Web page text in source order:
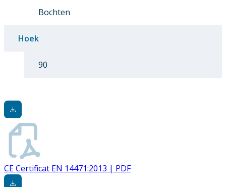
Bochten
Hoek
90
CE Certificat EN 14471:2013 | PDF